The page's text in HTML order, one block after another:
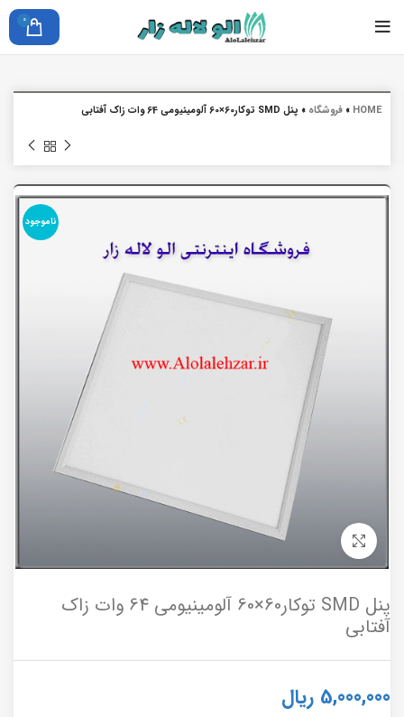
0
HOME
» فروشگاه » پنل SMD توکار60×60 آلومینیومی 64 وات زاک آفتابی
ناموجود
برای بزرگنمایی کلیک کنید
پنل SMD توکار60×60 آلومینیومی 64 وات زاک
آفتابی
5,000,000 ریال